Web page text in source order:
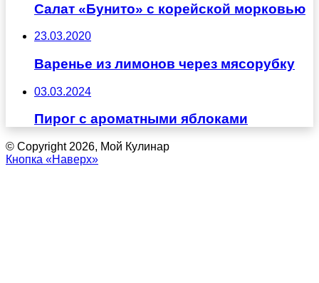
Салат «Бунито» с корейской морковью
23.03.2020
Варенье из лимонов через мясорубку
03.03.2024
Пирог с ароматными яблоками
© Copyright 2026, Мой Кулинар
Кнопка «Наверх»